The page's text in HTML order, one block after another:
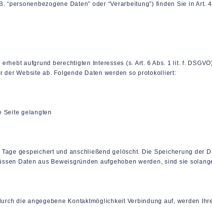
“personenbezogene Daten” oder “Verarbeitung”) finden Sie in Art. 4
aufgrund berechtigten Interesses (s. Art. 6 Abs. 1 lit. f.
der Website ab. Folgende Daten werden so protokolliert:
Seite gelangten
gespeichert und anschließend gelöscht. Die Speicherung der
Daten aus Beweisgründen aufgehoben werden, sind sie
die angegebene Kontaktmöglichkeit Verbindung auf, werden